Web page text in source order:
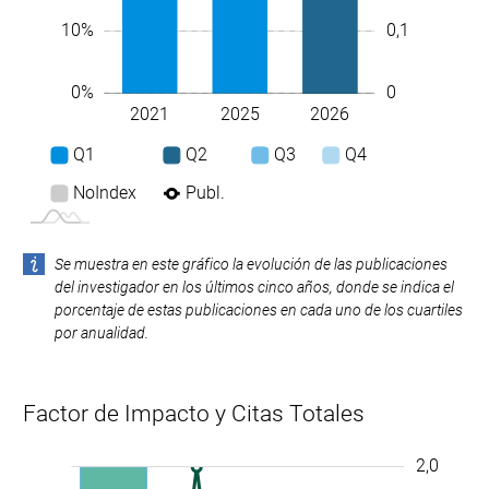
10%
0% 0
0,1
L
2021 2025
2026
Q1
Q2 Q3
Q4
NoIndex
Publ.
Se muestra en este gráfico la evolución de las publicaciones
del investigador en los últimos cinco años, donde se indica el
porcentaje de estas publicaciones en cada uno de los cuartiles
por anualidad.
Factor de Impacto y Citas Totales
-0,4
-0,2
2,0
2,2